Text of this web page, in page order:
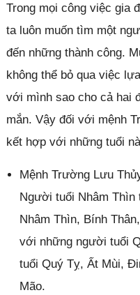
Trong mọi công việc gia
ta luôn muốn tìm một
đến những thành công.
không thể bỏ qua việc
với mình sao cho cả hai
mắn. Vậy đối với mệnh
kết hợp với những tuổi
Mệnh Trường Lưu
Người tuổi Nhâm
Nhâm Thìn, Bính
với những người tuổi
tuổi Quý Tỵ, Ất Mùi,
Mão.